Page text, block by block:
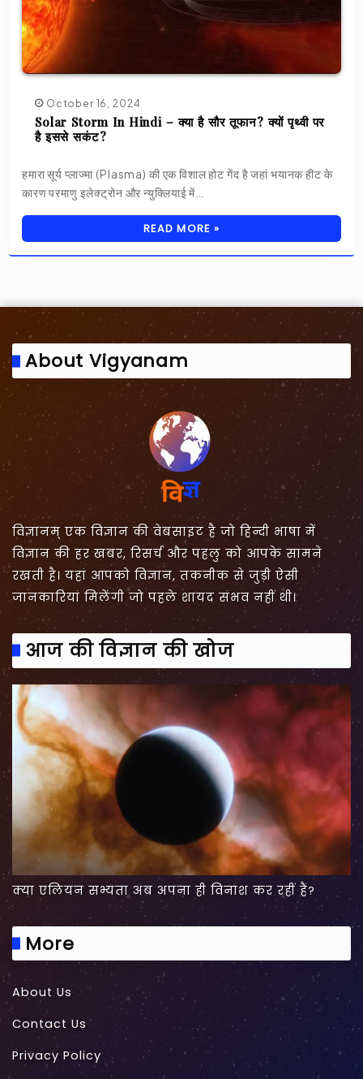
October 16, 2024
Solar Storm In Hindi – क्या है सौर तूफान? क्यों पृथ्वी पर
है इससे सकंट?
हमारा सूर्य प्लाज्मा (Plasma) की एक विशाल होट गेंद है जहां भयानक हीट के
कारण परमाणु इलेक्ट्रोन और न्युक्लियाई में…
READ MORE »
About Vigyanam
विज्ञानम् एक विज्ञान की वेबसाइट है जो हिन्दी भाषा में
विज्ञान की हर खबर, रिसर्च और पहलु को आपके सामने
रखती है। यहां आपको विज्ञान, तकनीक से जुड़ी ऐसी
जानकारियां मिलेंगी जो पहले शायद संभव नहीं थी।
आज की विज्ञान की खोज
क्या एलियन सभ्यता अब अपना ही विनाश कर रहीं हैं?
More
About Us
Contact Us
Privacy Policy